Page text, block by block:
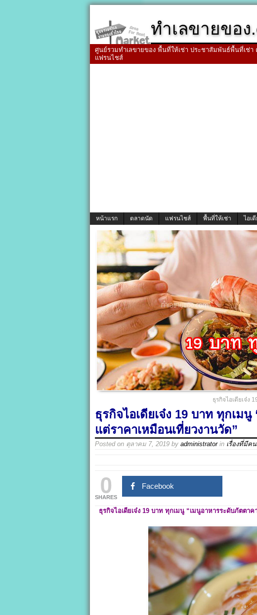
ทำเลขายของ
ศูนย์รวมทำเลขายของ พื้นที่ให้เช่า ประชาสัมพันธ์พื้นที่เช่
แฟรนไชส์
หน้าแรก ตลาดนัด แฟรนไชส์ พื้นที่ให้เช่า ไอเ
ธุรกิจไอเดียเจ๋ง
ธุรกิจไอเดียเจ๋ง 19 บาท ทุกเม
แต่ราคาเหมือนเที่ยวงานวัด”
Posted on ตุลาคม 7, 2019 by administratorin เรื่องที่มีค
0
SHARES
Facebook
ธุรกิจไอเดียเจ๋ง 19 บาท ทุกเมนู “เมนูอาหารระดับภัตตาค